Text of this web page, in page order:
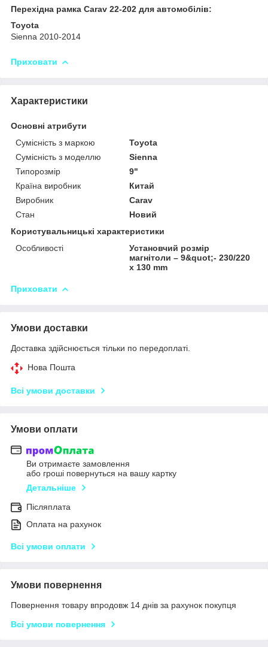
Перехідна рамка Carav 22-202 для автомобілів:
Toyota
Sienna 2010-2014
Приховати
Характеристики
Основні атрибути
Сумісність з маркою
Toyota
Сумісність з моделлю
Sienna
Типорозмір
9"
Країна виробник
Китай
Виробник
Carav
Стан
Новий
Користувальницькі характеристики
Особливості
Установчий розмір
магнітоли – 9&quot;- 230/220
х 130 mm
Приховати
Умови доставки
Доставка здійснюється тільки по передоплаті.
Нова Пошта
Всі умови доставки
Умови оплати
Ви отримаєте замовлення
або гроші повернуться на вашу картку
Детальніше
Післяплата
Оплата на рахунок
Всі умови оплати
Умови повернення
Повернення товару впродовж 14 днів за рахунок покупця
Всі умови повернення